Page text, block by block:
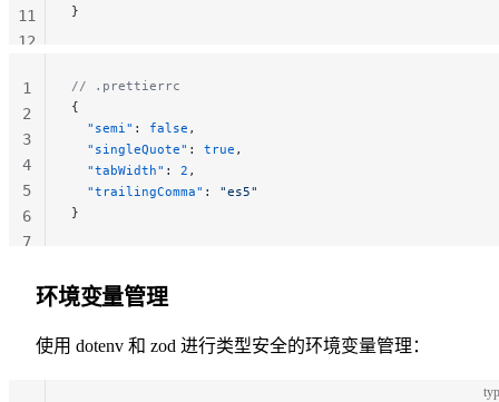
}
11
12
// .prettierrc
{
  "semi"
: false ,
  "singleQuote"
: true ,
  "tabWidth"
: 2 ,
  "trailingComma"
: "es5"
}
1
2
3
4
5
6
7
环境变量管理
使用 dotenv 和 zod 进行类型安全的环境变量管理：